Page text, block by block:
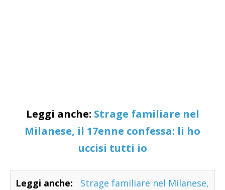
Leggi anche: Strage familiare nel
Milanese, il 17enne confessa: li ho
uccisi tutti io
Leggi anche:
Strage familiare nel Milanese,